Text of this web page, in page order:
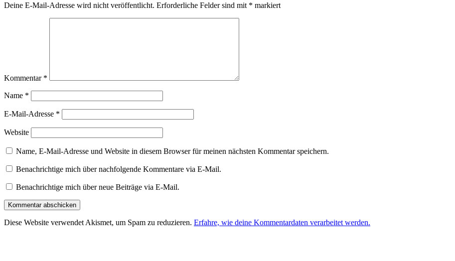
Deine E-Mail-Adresse wird nicht veröffentlicht. Erforderliche Felder sind mit * markiert
Kommentar *
Name *
E-Mail-Adresse *
Website
Name, E-Mail-Adresse und Website in diesem Browser für meinen nächsten Kommentar speichern.
Benachrichtige mich über nachfolgende Kommentare via E-Mail.
Benachrichtige mich über neue Beiträge via E-Mail.
Diese Website verwendet Akismet, um Spam zu reduzieren. Erfahre, wie deine Kommentardaten verarbeitet werden.